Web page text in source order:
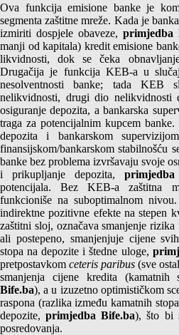
Ova funkcija emisione banke je
segmenta zaštitne mreže. Kada je
izmiriti dospjele obaveze, primjedba
manji od kapitala) kredit emisione
likvidnosti, dok se čeka
Drugačija je funkcija KEB-a u
nesolventnosti banke; tada KEB
nelikvidnosti, drugi dio nelikvidnosti
osiguranje depozita, a bankarska
traga za potencijalnim kupcem
depozita i bankarskom
finansijskom/bankarskom stabilnošću
banke bez problema izvršavaju svoje
i prikupljanje depozita,
potencijala. Bez KEB-a zaštitna
funkcioniše na suboptimalnom
indirektne pozitivne efekte na stepen
zaštitni sloj, označava smanjenje
ali postepeno, smanjenjuje cijene
stopa na depozite i štedne uloge,
pretpostavkom ceteris paribus (sve
smanjenja cijene kredita (kamatnih
Bife.ba), a u izuzetno optimističkom
raspona (razlika između kamatnih
depozite,primjedba Bife.ba), što bi
posredovanja.